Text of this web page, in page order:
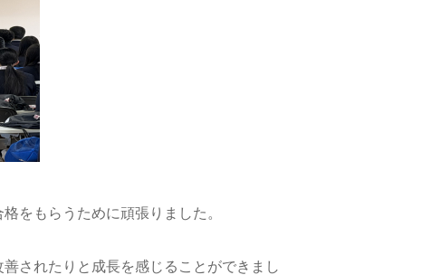
をもらうために頑張りました。
されたりと成長を感じることができまし